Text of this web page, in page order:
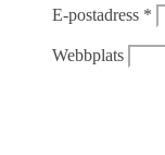
E-postadress *
Webbplats